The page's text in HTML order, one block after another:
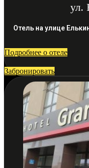
ул.
Отель на улице
Подробнее о отеле
Забронировать